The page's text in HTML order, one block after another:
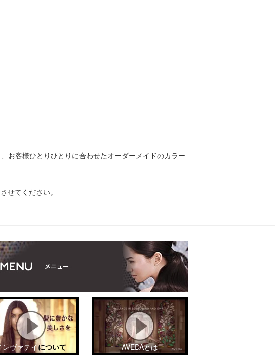
お客様ひとりひとりに合わせたオーダーメイドのカラー
せてください。
ンヴァテイについて AVEDAとは